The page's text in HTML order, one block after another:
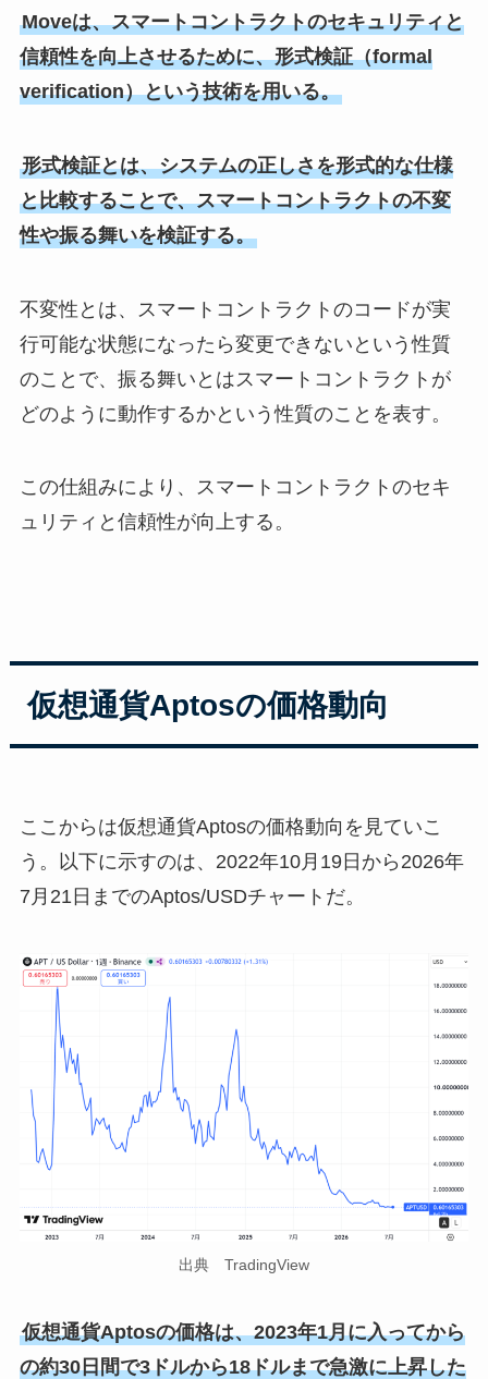
Moveは、スマートコントラクトのセキュリティと
信頼性を向上させるために、形式検証（formal
verification）という技術を用いる。
形式検証とは、システムの正しさを形式的な仕様
と比較することで、スマートコントラクトの不変
性や振る舞いを検証する。
不変性とは、スマートコントラクトのコードが実
行可能な状態になったら変更できないという性質
のことで、振る舞いとはスマートコントラクトが
どのように動作するかという性質のことを表す。
この仕組みにより、スマートコントラクトのセキ
ュリティと信頼性が向上する。
仮想通貨Aptosの価格動向
ここからは仮想通貨Aptosの価格動向を見ていこ
う。以下に示すのは、2022年10月19日から2026年
7月21日までのAptos/USDチャートだ。
出典 TradingView
仮想通貨Aptosの価格は、2023年1月に入ってから
の約30日間で3ドルから18ドルまで急激に上昇した